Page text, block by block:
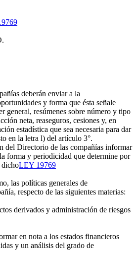
deberán enviar a la
y forma que ésta señale
general, resúmenes sobre número y tipo
neta, reaseguros, cesiones y, en
estadística que sea necesaria para dar
en la letra l) del artículo 3°.
del Directorio de las compañías informar
forma y periodicidad que determine por
dichoLEY 19769
las políticas generales de
respecto de las siguientes materias:
derivados y administración de riesgos
en nota a los estados financieros
y un análisis del grado de